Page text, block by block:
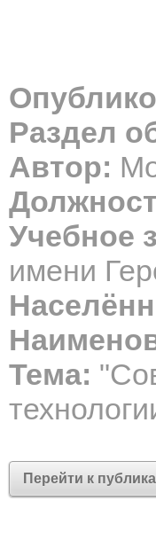
Раздел
Автор:
Учебное
имени
Тема:
Перейти к